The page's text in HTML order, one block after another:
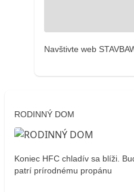
Navštivte web
RODINNÝ DOM
Koniec HFC chladív sa blíži.
patrí prírodnému propánu